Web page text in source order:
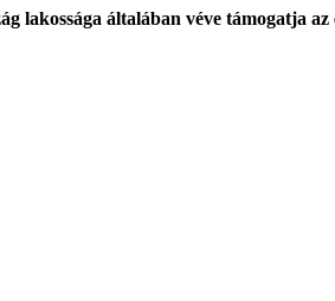
általában véve támogatja az